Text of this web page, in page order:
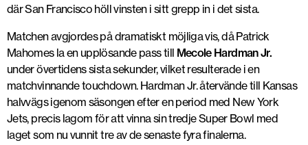
där San Francisco höll vinsten i sitt grepp in i det sista.
Matchen avgjordes på dramatiskt möjliga vis, då Patrick
Mahomes la en upplösande pass till Mecole Hardman Jr.
under övertidens sista sekunder, vilket resulterade i en
matchvinnande touchdown. Hardman Jr. återvände till Kansas
halvvägs igenom säsongen efter en period med New York
Jets, precis lagom för att vinna sin tredje Super Bowl med
laget som nu vunnit tre av de senaste fyra finalerna.